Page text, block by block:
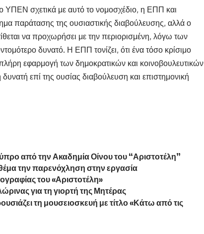
ΥΠΕΝ σχετικά με αυτό το νομοσχέδιο, η ΕΠΠ και
παράτασης της ουσιαστικής διαβούλευσης, αλλά ο
να προχωρήσει με την περιορισμένη, λόγω των
δυνατό. Η ΕΠΠ τονίζει, ότι ένα τόσο κρίσιμο
πλήρη εφαρμογή των δημοκρατικών και κοινοβουλευτικών
επί της ουσίας διαβούλευση και επιστημονική
από την Ακαδημία Οίνου του “Αριστοτέλη”
την παρενόχληση στην εργασία
του «Αριστοτέλη»
για τη γιορτή της Μητέρας
τη μουσειοσκευή με τίτλο «Κάτω από τις